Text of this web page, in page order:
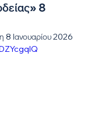
8
8 Ιανουαρίου 2026